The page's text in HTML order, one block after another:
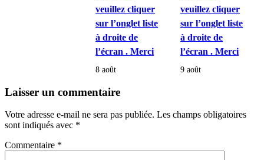
veuillez cliquer
sur l’onglet liste
à droite de
l’écran . Merci
8 août
veuillez cliquer
sur l’onglet liste
à droite de
l’écran . Merci
9 août
Laisser un commentaire
Votre adresse e-mail ne sera pas publiée. Les champs obligatoires
sont indiqués avec *
Commentaire *